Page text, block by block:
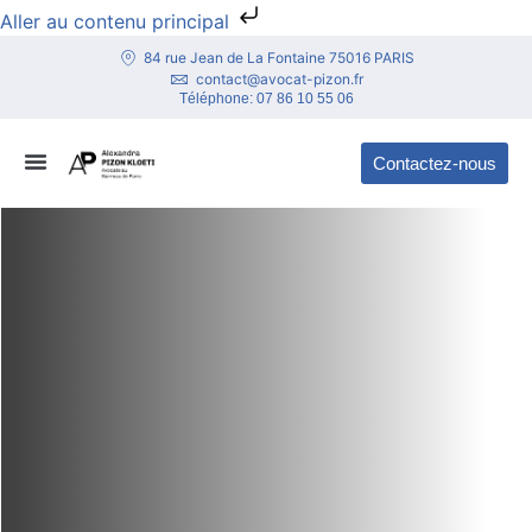
Aller au contenu principal
84 rue Jean de La Fontaine 75016 PARIS
contact@avocat-pizon.fr
Téléphone: 07 86 10 55 06
Contactez-nous